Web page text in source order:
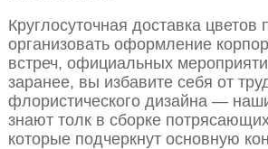
Круглосуточная доставка цветов
организовать оформление
встреч, официальных
заранее, вы избавите себя от
флористического дизайна —
знают толк в сборке
которые подчеркнут основную